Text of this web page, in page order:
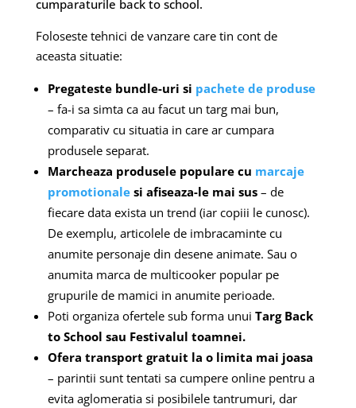
cumparaturile back to school.
Foloseste tehnici de vanzare care tin cont de
aceasta situatie:
Pregateste bundle-uri si pachete de produse
– fa-i sa simta ca au facut un targ mai bun,
comparativ cu situatia in care ar cumpara
produsele separat.
Marcheaza produsele populare cu marcaje
promotionalesi afiseaza-le mai sus– de
fiecare data exista un trend (iar copiii le cunosc).
De exemplu, articolele de imbracaminte cu
anumite personaje din desene animate. Sau o
anumita marca de multicooker popular pe
grupurile de mamici in anumite perioade.
Poti organiza ofertele sub forma unui Targ Back
to School sau Festivalul toamnei.
Ofera transport gratuit la o limita mai joasa
– parintii sunt tentati sa cumpere online pentru a
evita aglomeratia si posibilele tantrumuri, dar